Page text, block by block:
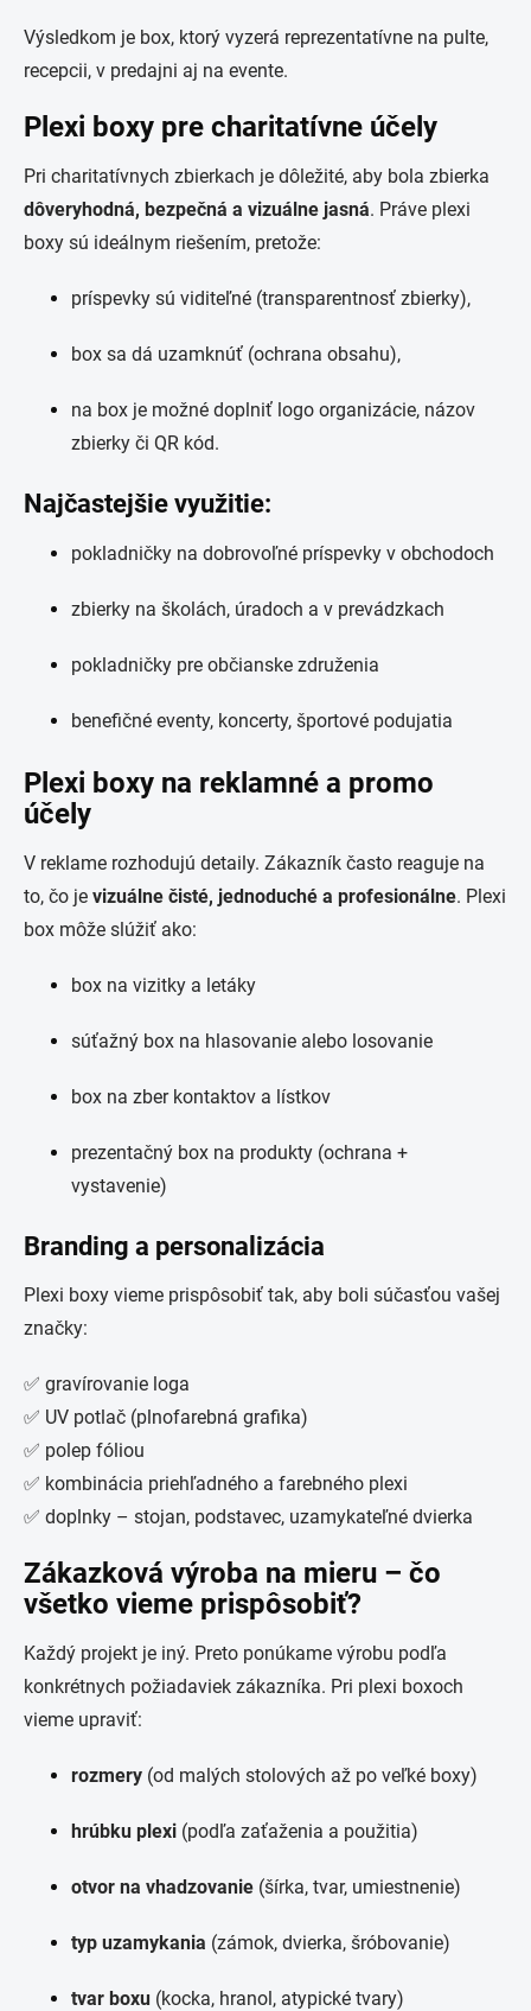
Výsledkom je box, ktorý vyzerá reprezentatívne na pulte,
recepcii, v predajni aj na evente.
Plexi boxy pre charitatívne účely
Pri charitatívnych zbierkach je dôležité, aby bola zbierka
dôveryhodná, bezpečná a vizuálne jasná. Práve plexi
boxy sú ideálnym riešením, pretože:
príspevky sú viditeľné (transparentnosť zbierky),
box sa dá uzamknúť (ochrana obsahu),
na box je možné doplniť logo organizácie, názov
zbierky či QR kód.
Najčastejšie využitie:
pokladničky na dobrovoľné príspevky v obchodoch
zbierky na školách, úradoch a v prevádzkach
pokladničky pre občianske združenia
benefičné eventy, koncerty, športové podujatia
Plexi boxy na reklamné a promo
účely
V reklame rozhodujú detaily. Zákazník často reaguje na
to, čo je vizuálne čisté, jednoduché a profesionálne. Plexi
box môže slúžiť ako:
box na vizitky a letáky
súťažný box na hlasovanie alebo losovanie
box na zber kontaktov a lístkov
prezentačný box na produkty (ochrana +
vystavenie)
Branding a personalizácia
Plexi boxy vieme prispôsobiť tak, aby boli súčasťou vašej
značky:
✅ gravírovanie loga
✅ UV potlač (plnofarebná grafika)
✅ polep fóliou
✅ kombinácia priehľadného a farebného plexi
✅ doplnky – stojan, podstavec, uzamykateľné dvierka
Zákazková výroba na mieru – čo
všetko vieme prispôsobiť?
Každý projekt je iný. Preto ponúkame výrobu podľa
konkrétnych požiadaviek zákazníka. Pri plexi boxoch
vieme upraviť:
rozmery (od malých stolových až po veľké boxy)
hrúbku plexi (podľa zaťaženia a použitia)
otvor na vhadzovanie (šírka, tvar, umiestnenie)
typ uzamykania (zámok, dvierka, šróbovanie)
tvar boxu (kocka, hranol, atypické tvary)